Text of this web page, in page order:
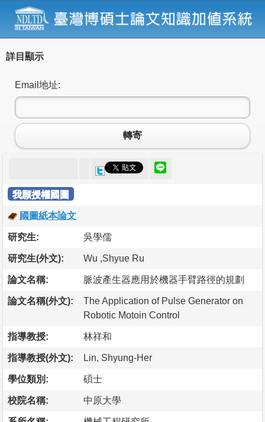
詳目顯示
Email地址:
轉寄
我願授權國圖
國圖紙本論文
研究生: 吳學儒
研究生(外文): Wu ,Shyue Ru
論文名稱: 脈波產生器應用於機器手臂路徑的規劃
論文名稱(外文):
The Application of Pulse Generator on
Robotic Motoin Control
指導教授: 林祥和
指導教授(外文): Lin, Shyung-Her
學位類別: 碩士
校院名稱: 中原大學